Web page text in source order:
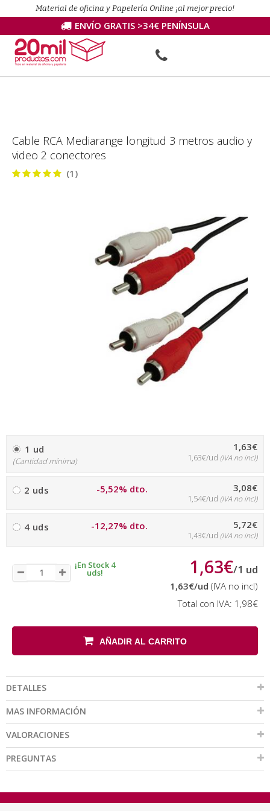
Material de oficina y Papelería Online ¡al mejor precio!
ENVÍO GRATIS >34€ PENÍNSULA
Cable RCA Mediarange longitud 3 metros audio y
video 2 conectores
(1)
1 ud
(Cantidad mínima)
1,63€
1,63€/ud (IVA no incl)
2 uds -5,52% dto. 3,08€
1,54€/ud (IVA no incl)
4 uds -12,27% dto. 5,72€
1,43€/ud (IVA no incl)
¡En Stock 4
uds! 1,63€/1 ud
1,63€/ud (IVA no incl)
Total con IVA: 1,98€
AÑADIR AL CARRITO
DETALLES
MAS INFORMACIÓN
VALORACIONES
PREGUNTAS